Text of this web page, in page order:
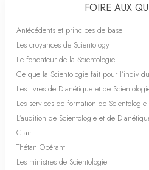
FOIRE AUX
Antécédents et principes de base
Les croyances de Scientology
Le fondateur de la Scientologie
Ce que la Scientologie fait pour l’individu
Les livres de Dianétique et de
Les services de formation de
L’audition de Scientologie et de
Clair
Thétan Opérant
Les ministres de Scientologie